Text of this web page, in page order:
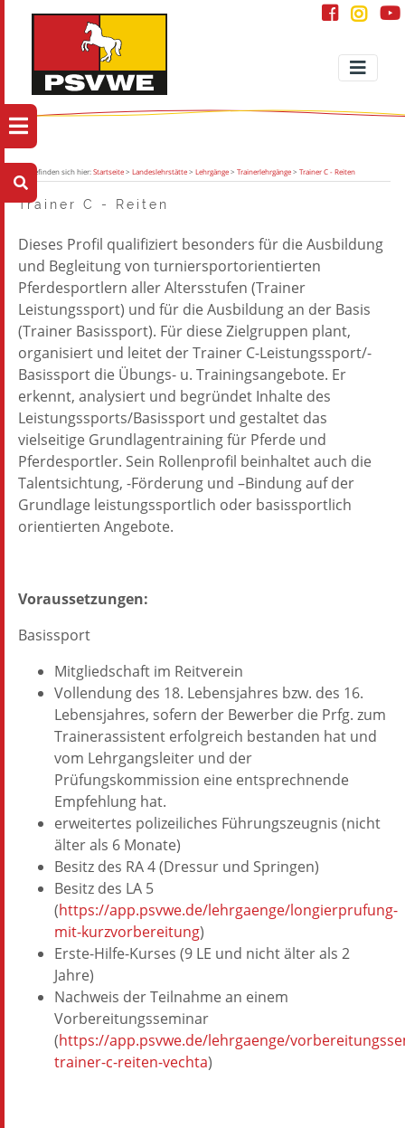
Sie befinden sich hier:Startseite> Landeslehrstätte> Lehrgänge> Trainerlehrgänge> Trainer C - Reiten
Trainer C - Reiten
Dieses Profil qualifiziert besonders für die Ausbildung
und Begleitung von turniersportorientierten
Pferdesportlern aller Altersstufen (Trainer
Leistungssport) und für die Ausbildung an der Basis
(Trainer Basissport). Für diese Zielgruppen plant,
organisiert und leitet der Trainer C-Leistungssport/-
Basissport die Übungs- u. Trainingsangebote. Er
erkennt, analysiert und begründet Inhalte des
Leistungssports/Basissport und gestaltet das
vielseitige Grundlagentraining für Pferde und
Pferdesportler. Sein Rollenprofil beinhaltet auch die
Talentsichtung, -Förderung und –Bindung auf der
Grundlage leistungssportlich oder basissportlich
orientierten Angebote.
Voraussetzungen:
Basissport
Mitgliedschaft im Reitverein
Vollendung des 18. Lebensjahres bzw. des 16.
Lebensjahres, sofern der Bewerber die Prfg. zum
Trainerassistent erfolgreich bestanden hat und
vom Lehrgangsleiter und der
Prüfungskommission eine entsprechnende
Empfehlung hat.
erweitertes polizeiliches Führungszeugnis (nicht
älter als 6 Monate)
Besitz des RA 4 (Dressur und Springen)
Besitz des LA 5
(https://app.psvwe.de/lehrgaenge/longierprufung-
mit-kurzvorbereitung)
Erste-Hilfe-Kurses (9 LE und nicht älter als 2
Jahre)
Nachweis der Teilnahme an einem
Vorbereitungsseminar
(https://app.psvwe.de/lehrgaenge/
trainer-c-reiten-vechta)